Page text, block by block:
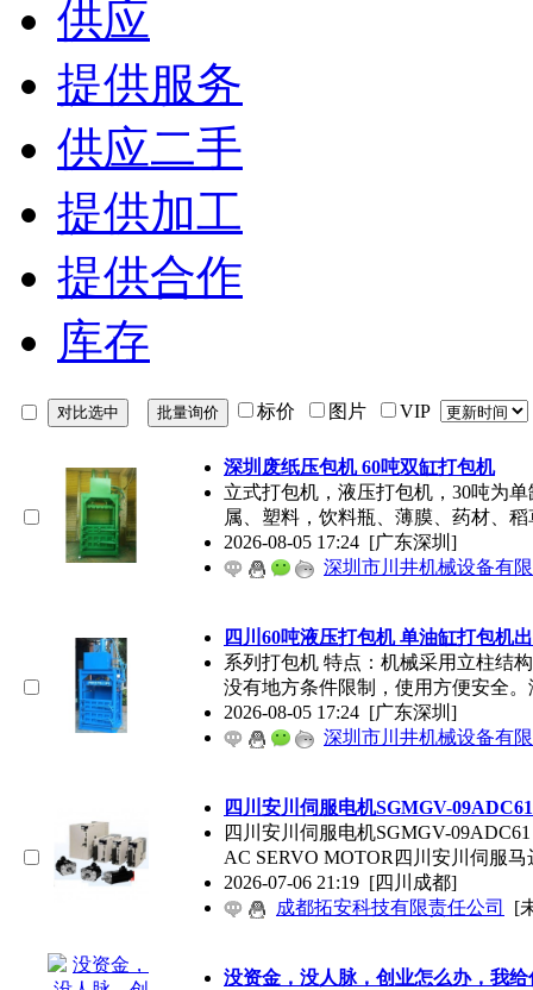
供应
提供服务
供应二手
提供加工
提供合作
库存
标价 图片 VIP
深圳废纸压包机 60吨双缸打包机
立式打包机，液压打包机，30吨为
属、塑料，饮料瓶、薄膜、药材、稻
2026-08-05 17:24 [广东深圳]
深圳市川井机械设备有
四川60吨液压打包机 单油缸打包机
系列打包机 特点：机械采用立柱结
没有地方条件限制，使用方便安全。
2026-08-05 17:24 [广东深圳]
深圳市川井机械设备有
四川安川伺服电机SGMGV-
四川安川伺服电机SGMGV-
AC SERVO MOTOR四川安川伺服
2026-07-06 21:19 [四川成都]
成都拓安科技有限责任公司
[
没资金，没人脉，创业怎么办，我